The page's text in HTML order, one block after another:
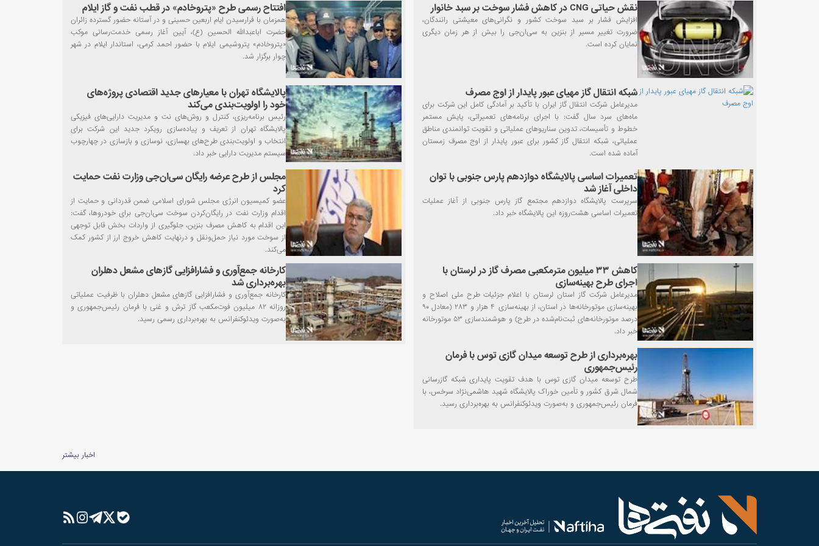
مجلس از طرح عرضه رایگان سی‌ان‌جی وزارت نفت حمایت کرد
کاهش ۳۳ میلیون مترمکعبی مصرف گاز در لرستان با اجرای طرح
بهینه‌سازی
گام تازه برای تثبیت صادرات و امنیت انرژی در شمال‌غرب
مرزی ترین فازهای میدان مشترک پارس جنوبی+ ویدیو
مدیریت مصرف، پشتوانه پایداری گاز در آذربایجان شرقی
نقشه راه تازه انرژی میان ایران و ارمنستان، تجارت گاز را تقویت
می‌کند
پارس جنوبی؛ گنجینه‌ای که هنوز تمام ظرفیتش آزاد نشده است
نقش حیاتی CNG در کاهش فشار سوخت بر سبد خانوار
افزایش فشار بر سبد سوخت کشور و نگرانی‌های معیشتی رانندگان،
ضرورت تغییر مسیر از بنزین به سی‌ان‌جی را بیش از هر زمان دیگری
نمایان کرده است.
افتتاح رسمی طرح «پتروخادم» در قطب نفت و گاز ایلام
همزمان با فرارسیدن ایام اربعین حسینی و در آستانه حضور گسترده زائران
حضرت اباعبدالله الحسین (ع)، آیین آغاز رسمی خدمت‌رسانی موکب
«پتروخادم» پتروشیمی ایلام با حضور احمد کرمی، استاندار ایلام در شهر
چوار برگزار شد.
شبکه انتقال گاز مهیای عبور پایدار از اوج مصرف
مدیرعامل شرکت انتقال گاز ایران با تأکید بر آمادگی کامل این شرکت برای
ماه‌های سرد سال گفت: با اجرای برنامه‌های تعمیراتی، پایش مستمر
خطوط و تأسیسات، تدوین سناریوهای عملیاتی و تقویت توانمندی مناطق
عملیاتی، شبکه انتقال گاز کشور برای عبور پایدار از اوج مصرف زمستان
آماده شده است.
پالایشگاه تهران با معیارهای جدید اقتصادی پروژه‌های
خود را اولویت‌بندی می‌کند
رئیس برنامه‌ریزی، کنترل و روش‌های نت و مدیریت دارایی‌های فیزیکی
پالایشگاه تهران از تعریف و پیاده‌سازی رویکرد جدید این شرکت برای
انتخاب و اولویت‌بندی طرح‌های بهسازی، نوسازی و بازسازی در چهارچوب
سیستم مدیریت دارایی خبر داد.
تعمیرات اساسی پالایشگاه دوازدهم پارس جنوبی با توان
داخلی آغاز شد
سرپرست پالایشگاه دوازدهم مجتمع گاز پارس جنوبی از آغاز عملیات
تعمیرات اساسی هشت‌روزه این پالایشگاه خبر داد.
مجلس از طرح عرضه رایگان سی‌ان‌جی وزارت نفت حمایت
کرد
عضو کمیسیون انرژی مجلس شورای اسلامی ضمن قدردانی و حمایت از
اقدام وزارت نفت در رایگان‌کردن سوخت سی‌ان‌جی برای خودروها، گفت:
این اقدام به کاهش مصرف بنزین، جلوگیری از واردات بخش قابل توجهی
از سوخت مورد نیاز حمل‌ونقل و درنهایت کاهش خروج ارز از کشور کمک
می‌کند.
کاهش ۳۳ میلیون مترمکعبی مصرف گاز در لرستان با
اجرای طرح بهینه‌سازی
مدیرعامل شرکت گاز استان لرستان با اعلام جزئیات طرح ملی اصلاح و
بهینه‌سازی موتورخانه‌ها در استان، از بهینه‌سازی ۴ هزار و ۲۸۳ (معادل ۹۰
درصد موتورخانه‌های ثبت‌نام‌شده در طرح) و هوشمندسازی ۵۳ موتورخانه
خبر داد.
کارخانه جمع‌آوری و فشارافزایی گازهای مشعل دهلران
بهره‌برداری شد
کارخانه جمع‌آوری و فشارافزایی گازهای مشعل دهلران با ظرفیت عملیاتی
روزانه ۸۲ میلیون فوت‌مکعب گاز ترش و غنی با فرمان رئیس‌جمهوری و
به‌صورت ویدئوکنفرانس به بهره‌برداری رسمی رسید.
بهره‌برداری از طرح توسعه میدان گازی توس با فرمان
رئیس‌جمهوری
طرح توسعه میدان گازی توس با هدف تقویت پایداری شبکه گازرسانی
شمال‌ شرق کشور و تأمین خوراک پالایشگاه شهید هاشمی‌نژاد سرخس، با
فرمان رئیس‌جمهوری و به‌صورت ویدئوکنفرانس به بهره‌برداری رسید.
اخبار بیشتر